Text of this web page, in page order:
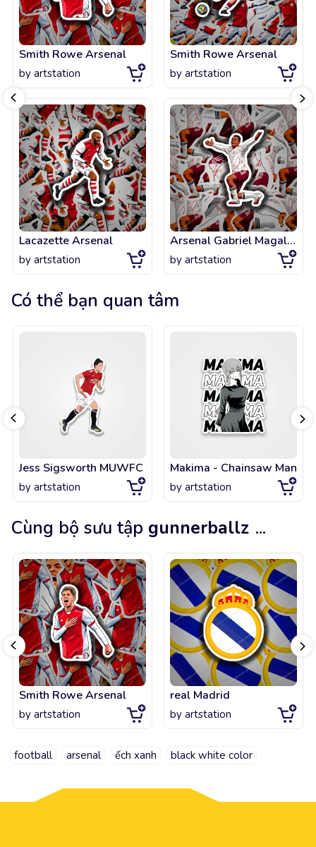
Smith Rowe Arsenal
by artstation
Lacazette Arsenal
by artstation
Smith Rowe Arsenal
by artstation
Arsenal Gabriel Magalhaes
by artstation
Có thể bạn quan tâm
Jess Sigsworth MUWFC
by artstation
Makima - Chainsaw Man
by artstation
Cùng bộ sưu tập gunnerballz ...
Smith Rowe Arsenal
by artstation
real Madrid
by artstation
football arsenal ếch xanh black white color